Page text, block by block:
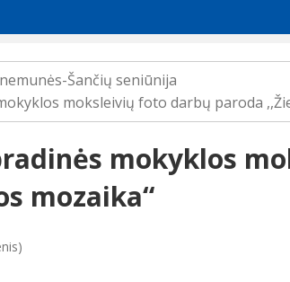
Šančių seniūnija
moksleivių foto darbų paroda
mokyklos
mozaika“